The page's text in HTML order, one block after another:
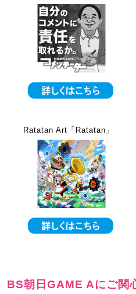
Ratatan Art「Ratatan」
BS朝日GAME Aにご関